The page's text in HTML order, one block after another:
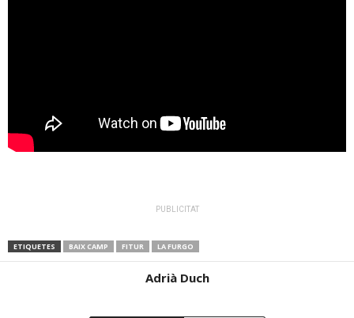
PUBLICITAT
ETIQUETES BAIX CAMP FITUR LA FURGO
Adrià Duch